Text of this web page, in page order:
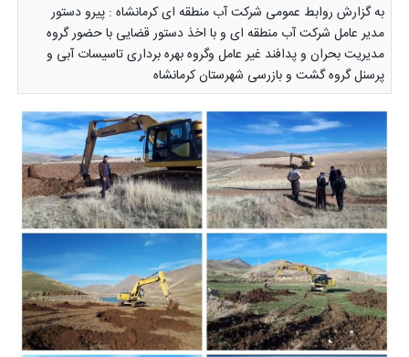
به گزارش روابط عمومی شرکت آب منطقه ای کرمانشاه : پیرو دستور
مدیر عامل شرکت آب منطقه ای و با اخذ دستور قضایی با حضور گروه
مدیریت بحران و پدافند غیر عامل وگروه بهره برداری تاسیسات آبی و
پرسنل گروه گشت و بازرسی شهرستان کرمانشاه